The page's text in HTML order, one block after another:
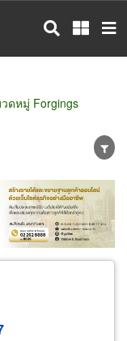
ดหมู่ Forgings
ตัวแทนจัดจำหน่าย